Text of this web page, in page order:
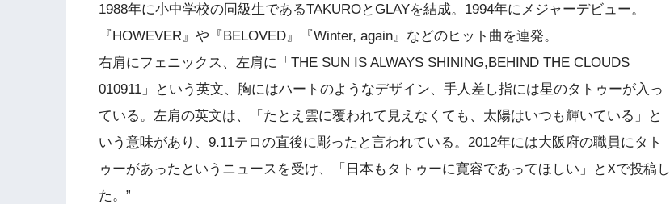
1988年に小中学校の同級生であるTAKUROとGLAYを結成。1994年にメジャーデビュー。
『HOWEVER』や『BELOVED』『Winter, again』などのヒット曲を連発。
右肩にフェニックス、左肩に「THE SUN IS ALWAYS SHINING,BEHIND THE CLOUDS
010911」という英文、胸にはハートのようなデザイン、手人差し指には星のタトゥーが入っ
ている。左肩の英文は、「たとえ雲に覆われて見えなくても、太陽はいつも輝いている」と
いう意味があり、9.11テロの直後に彫ったと言われている。2012年には大阪府の職員にタト
ゥーがあったというニュースを受け、「日本もタトゥーに寛容であってほしい」とXで投稿し
た。”